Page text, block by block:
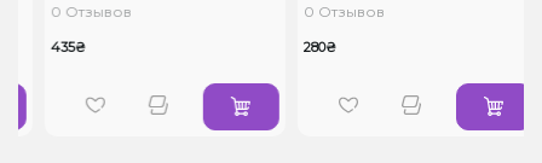
0 Отзывов
435₴
0 Отзывов
280₴